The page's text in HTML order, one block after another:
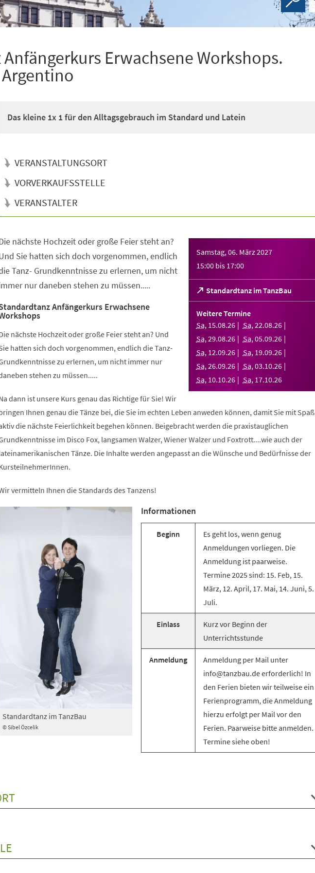
Erwachsene Workshops.
Argentino
Das kleine 1x 1 für den Alltagsgebrauch im Standard und Latein
VERANSTALTUNGSORT
VORVERKAUFSSTELLE
VERANSTALTER
Samstag, 06. März 2027
15:00 bis 17:00
Standardtanz im TanzBau
(Öffnet
in
einem
Tab)
Weitere Termine
Sa, 15.08.26 Sa,22.08.26
Sa,29.08.26 Sa,05.09.26
Sa, 12.09.26 Sa, 19.09.26
Sa,26.09.26 Sa,03.10.26
Sa, 10.10.26 Sa, 17.10.26
nächste Hochzeit oder große Feier steht an?
Sie hatten sich doch vorgenommen, endlich
Tanz- Grundkenntnisse zu erlernen, um nicht
nur daneben stehen zu müssen.....
Anfängerkurs Erwachsene
nächste Hochzeit oder große Feier steht an? Und
hatten sich doch vorgenommen, endlich die Tanz-
zu erlernen, um nicht immer nur
stehen zu müssen.....
dann ist unsere Kurs genau das Richtige für Sie! Wir
Ihnen genau die Tänze bei, die Sie im echten Leben anweden können, damit Sie mit Spaß
die nächste Feierlichkeit begehen können. Beigebracht werden die praxistauglichen
im Disco Fox, langsamen Walzer, Wiener Walzer und Foxtrott....wie auch der
Tänze. Die Inhalte werden angepasst an die Wünsche und Bedürfnisse der
vermitteln Ihnen die Standards des Tanzens!
© Sibel Özcelik
Standardtanz im TanzBau
Informationen
Beginn
Es geht los, wenn genug
Anmeldungen vorliegen. Die
Anmeldung ist paarweise.
Termine 2025 sind: 15. Feb, 15.
März, 12. April, 17. Mai, 14. Juni, 5.
Juli.
Einlass
Kurz vor Beginn der
Unterrichtsstunde
Anmeldung
Anmeldung per Mail unter
info@tanzbau.de erforderlich! In
den Ferien bieten wir teilweise ein
Ferienprogramm, die Anmeldung
hierzu erfolgt per Mail vor den
Ferien. Paarweise bitte anmelden.
Termine siehe oben!